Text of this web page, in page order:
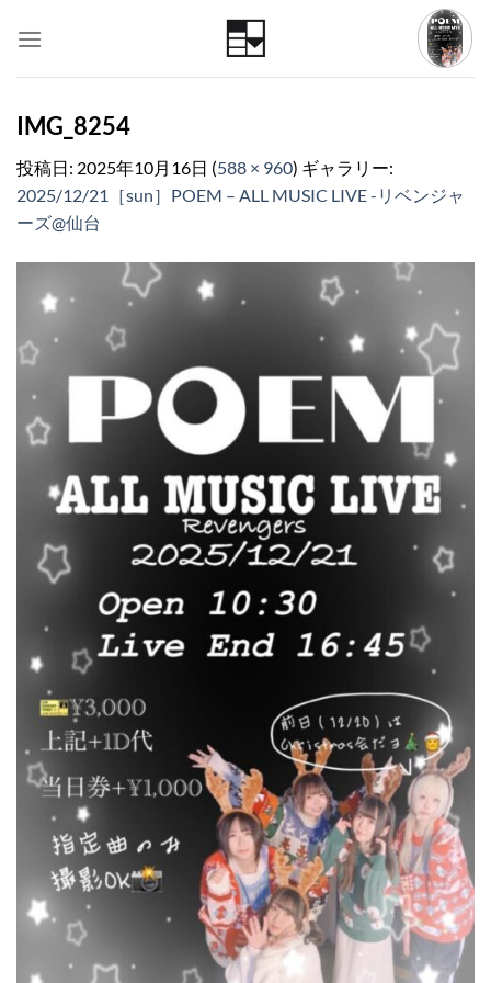
IMG_8254
投稿日: 2025年10月16日 (588 × 960) ギャラリー:
2025/12/21［sun］POEM – ALL MUSIC LIVE -リベンジャ
ーズ@仙台